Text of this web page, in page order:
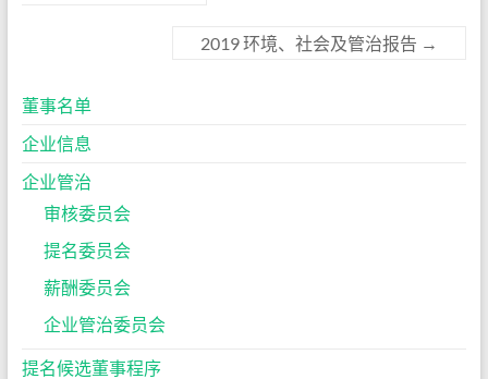
2019 环境、社会及管治报告 →
董事名单
企业信息
企业管治
审核委员会
提名委员会
薪酬委员会
企业管治委员会
提名候选董事程序